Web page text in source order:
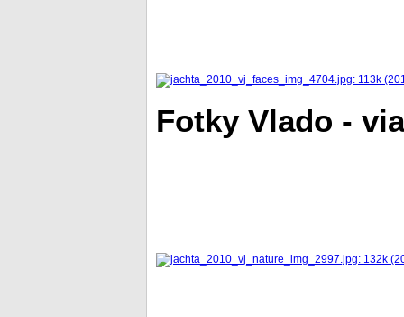
Fotky Vlado -